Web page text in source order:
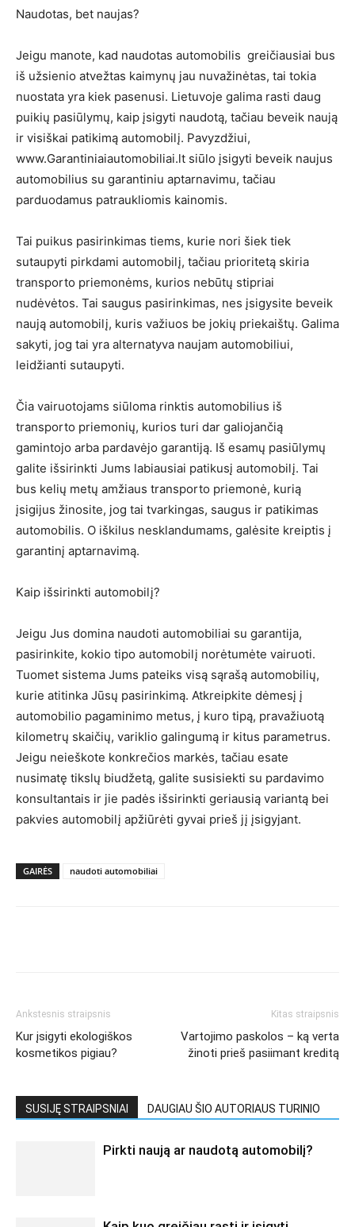
Naudotas, bet naujas?
Jeigu manote, kad naudotas automobilis greičiausiai bus
iš užsienio atvežtas kaimynų jau nuvažinėtas, tai tokia
nuostata yra kiek pasenusi. Lietuvoje galima rasti daug
puikių pasiūlymų, kaip įsigyti naudotą, tačiau beveik naują
ir visiškai patikimą automobilį. Pavyzdžiui,
www.Garantiniaiautomobiliai.lt siūlo įsigyti beveik naujus
automobilius su garantiniu aptarnavimu, tačiau
parduodamus patraukliomis kainomis.
Tai puikus pasirinkimas tiems, kurie nori šiek tiek
sutaupyti pirkdami automobilį, tačiau prioritetą skiria
transporto priemonėms, kurios nebūtų stipriai
nudėvėtos. Tai saugus pasirinkimas, nes įsigysite beveik
naują automobilį, kuris važiuos be jokių priekaištų. Galima
sakyti, jog tai yra alternatyva naujam automobiliui,
leidžianti sutaupyti.
Čia vairuotojams siūloma rinktis automobilius iš
transporto priemonių, kurios turi dar galiojančią
gamintojo arba pardavėjo garantiją. Iš esamų pasiūlymų
galite išsirinkti Jums labiausiai patikusį automobilį. Tai
bus kelių metų amžiaus transporto priemonė, kurią
įsigijus žinosite, jog tai tvarkingas, saugus ir patikimas
automobilis. O iškilus nesklandumams, galėsite kreiptis į
garantinį aptarnavimą.
Kaip išsirinkti automobilį?
Jeigu Jus domina naudoti automobiliai su garantija,
pasirinkite, kokio tipo automobilį norėtumėte vairuoti.
Tuomet sistema Jums pateiks visą sąrašą automobilių,
kurie atitinka Jūsų pasirinkimą. Atkreipkite dėmesį į
automobilio pagaminimo metus, į kuro tipą, pravažiuotą
kilometrų skaičių, variklio galingumą ir kitus parametrus.
Jeigu neieškote konkrečios markės, tačiau esate
nusimatę tikslų biudžetą, galite susisiekti su pardavimo
konsultantais ir jie padės išsirinkti geriausią variantą bei
pakvies automobilį apžiūrėti gyvai prieš jį įsigyjant.
GAIRĖS naudoti automobiliai
Ankstesnis straipsnis
Kur įsigyti ekologiškos
kosmetikos pigiau?
Kitas straipsnis
Vartojimo paskolos – ką verta
žinoti prieš pasiimant kreditą
SUSIJĘ STRAIPSNIAI DAUGIAU ŠIO AUTORIAUS TURINIO
Pirkti naują ar naudotą automobilį?